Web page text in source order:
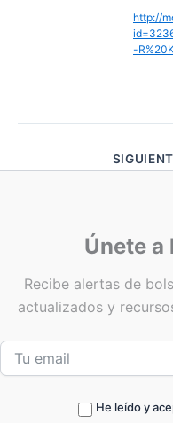
http://
-
Únete a
Recibe alertas de
actualizados y
He leído y